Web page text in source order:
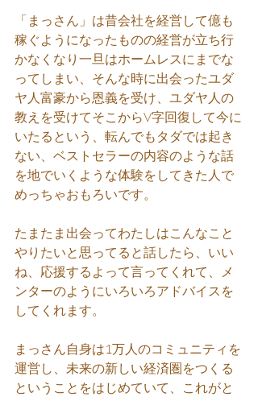
「まっさん」は昔会社を経営して億も
稼ぐようになったものの経営が立ち行
かなくなり一旦はホームレスにまでな
ってしまい、そんな時に出会ったユダ
ヤ人富豪から恩義を受け、ユダヤ人の
教えを受けてそこからV字回復して今に
いたるという、転んでもタダでは起き
ない、ベストセラーの内容のような話
を地でいくような体験をしてきた人で
めっちゃおもろいです。
たまたま出会ってわたしはこんなこと
やりたいと思ってると話したら、いい
ね、応援するよって言ってくれて、メ
ンターのようにいろいろアドバイスを
してくれます。
まっさん自身は1万人のコミュニティを
運営し、未来の新しい経済圏をつくる
ということをはじめていて、これがと